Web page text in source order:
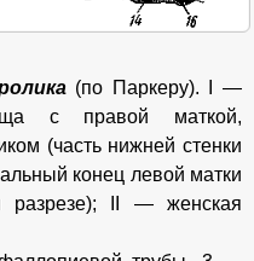
(по Паркеру). I —
с правой маткой,
(часть нижней стенки
конец левой матки
разрезе); II — женская